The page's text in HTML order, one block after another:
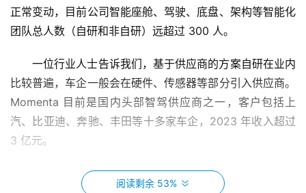
正常变动，目前公司智能座舱、驾驶、底盘、架构等智能化
团队总人数（自研和非自研）远超过 300 人。
一位行业人士告诉我们，基于供应商的方案自研在业内
比较普遍，车企一般会在硬件、传感器等部分引入供应商。
Momenta 目前是国内头部智驾供应商之一，客户包括上
汽、 比亚迪、 奔驰、 丰田等十多家车企，2023 年收入超过
3 亿元。
多位熟悉阿维塔的人判断，扩大自研力度可能与其全球
阅读剩余 53%